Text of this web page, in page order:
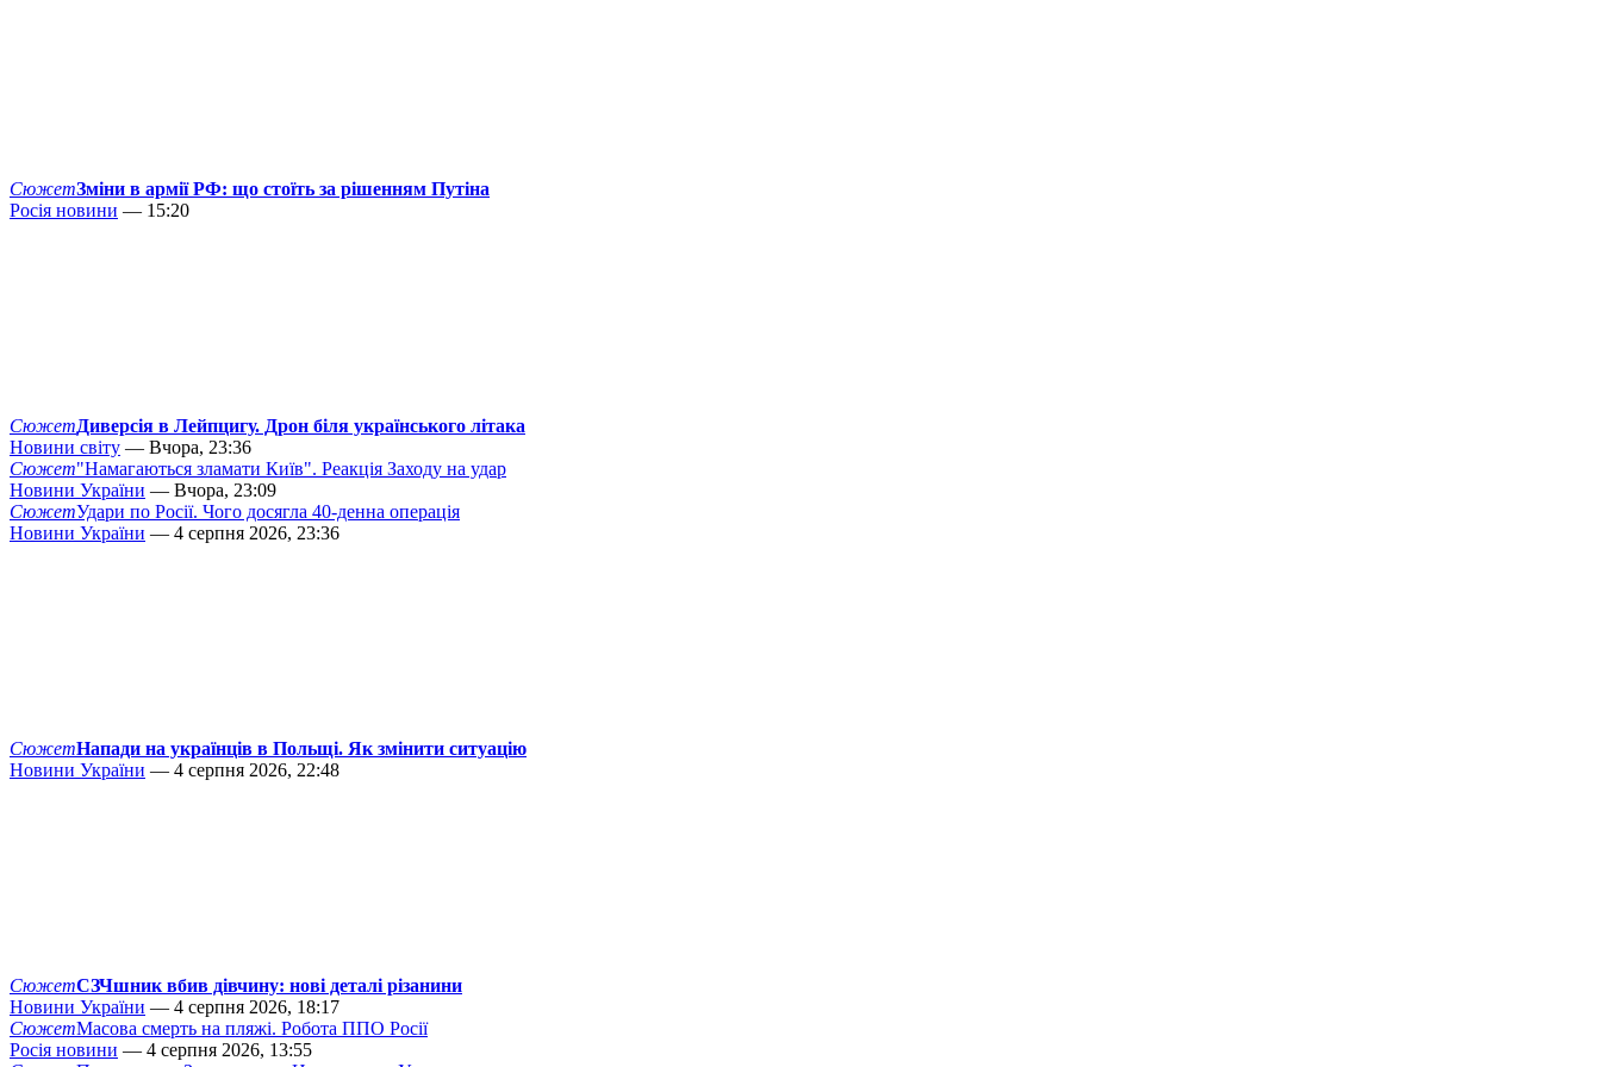
СюжетЗміни в армії РФ: що стоїть за рішенням Путіна
Росія новини — 15:20
СюжетДиверсія в Лейпцигу. Дрон біля українського літака
Новини світу — Вчора, 23:36
Сюжет"Намагаються зламати Київ". Реакція Заходу на удар
Новини України — Вчора, 23:09
СюжетУдари по Росії. Чого досягла 40-денна операція
Новини України — 4 серпня 2026, 23:36
СюжетНапади на українців в Польщі. Як змінити ситуацію
Новини України — 4 серпня 2026, 22:48
СюжетСЗЧшник вбив дівчину: нові деталі різанини
Новини України — 4 серпня 2026, 18:17
СюжетМасова смерть на пляжі. Робота ППО Росії
Росія новини — 4 серпня 2026, 13:55